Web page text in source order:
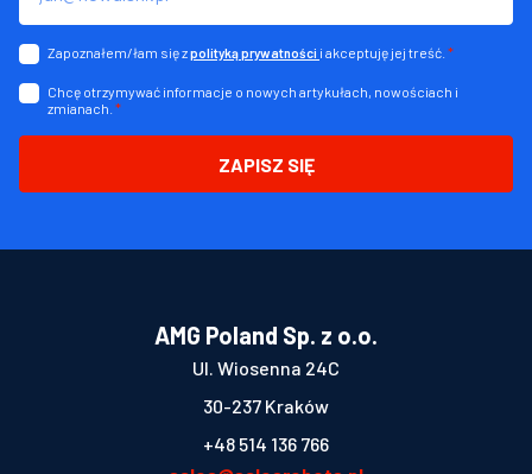
Zapoznałem/łam się zpolityką prywatności i akceptuję jej treść. *
Chcę otrzymywać informacje o nowych artykułach, nowościach i
zmianach. *
ZAPISZ SIĘ
AMG Poland Sp. z o.o.
Ul. Wiosenna 24C
30-237 Kraków
+48 514 136 766